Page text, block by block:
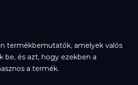
termékbemutatók, amelyek valós
be, és azt, hogy ezekben a
a termék.